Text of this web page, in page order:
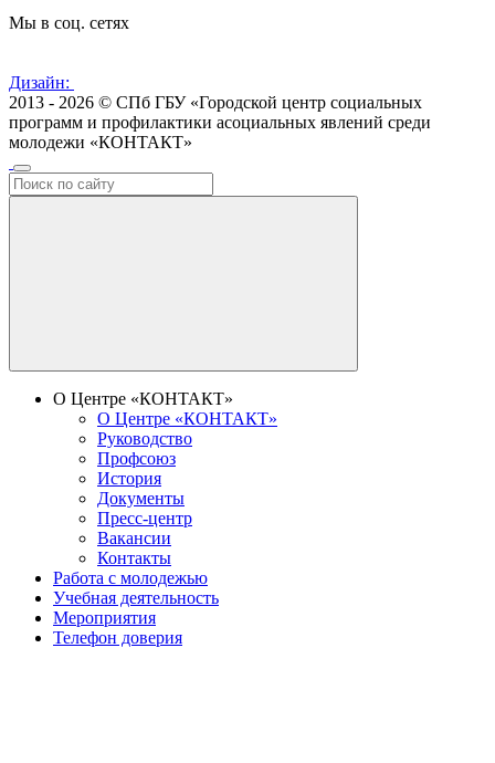
Мы в соц. сетях
Дизайн:
2013 - 2026 © СПб ГБУ «Городской центр социальных
программ и профилактики асоциальных явлений среди
молодежи «КОНТАКТ»
О Центре «КОНТАКТ»
О Центре «КОНТАКТ»
Руководство
Профсоюз
История
Документы
Пресс-центр
Вакансии
Контакты
Работа с молодежью
Учебная деятельность
Мероприятия
Телефон доверия